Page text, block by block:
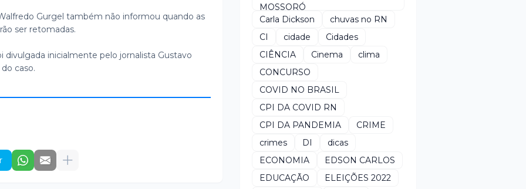
Gurgel também não informou quando as
ser retomadas.
divulgada inicialmente pelo jornalista Gustavo
caso.
MOSSORÓ
Carla Dickson
chuvas no RN
CI
cidade
Cidades
CIÊNCIA
Cinema
clima
CONCURSO
COVID NO BRASIL
CPI DA COVID RN
CPI DA PANDEMIA
CRIME
crimes
DI
dicas
ECONOMIA
EDSON CARLOS
EDUCAÇÃO
ELEIÇÕES 2022